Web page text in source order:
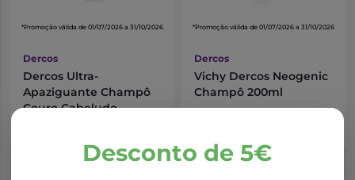
Desconto de 5€
*Promoção válida de 01/07/2026 a 31/10/2026
Dercos
Dercos Ultra-
Apaziguante Champô
Couro Cabeludo
Adicionar ao Carrinho
*Promoção válida de 01/07/2026 a 31/10/2026
Dercos
Vichy Dercos Neogenic
Champô 200ml
Adicionar ao Carrinho